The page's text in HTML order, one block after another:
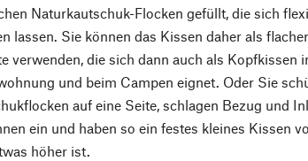
Naturkautschuk-Flocken gefüllt, die sich
lassen. Sie können das Kissen daher als
verwenden, die sich dann auch als Kopfkissen
und beim Campen eignet. Oder Sie
auf eine Seite, schlagen Bezug und
ein und haben so ein festes kleines Kissen
höher ist.